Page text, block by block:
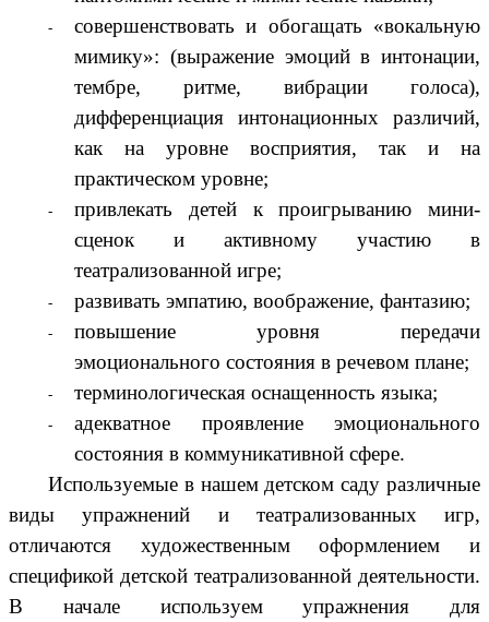
совершенствовать и обогащать «вокальную
мимику»: (выражение эмоций в интонации,
тембре, ритме, вибрации голоса),
дифференциация интонационных различий,
как на уровне восприятия, так и на
практическом уровне;
привлекать детей к проигрыванию мини-
сценок и активному участию в
театрализованной игре;
развивать эмпатию, воображение, фантазию;
повышение уровня передачи
эмоционального состояния в речевом плане;
терминологическая оснащенность языка;
адекватное проявление эмоционального
состояния в коммуникативной сфере.
Используемые в нашем детском саду различные
виды упражнений и театрализованных игр,
отличаются художественным оформлением и
спецификой детской театрализованной деятельности.
В начале используем упражнения для